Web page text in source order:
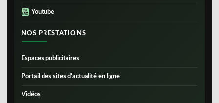
Youtube
NOS PRESTATIONS
Espaces publicitaires
Portail des sites d’actualité en ligne
Vidéos